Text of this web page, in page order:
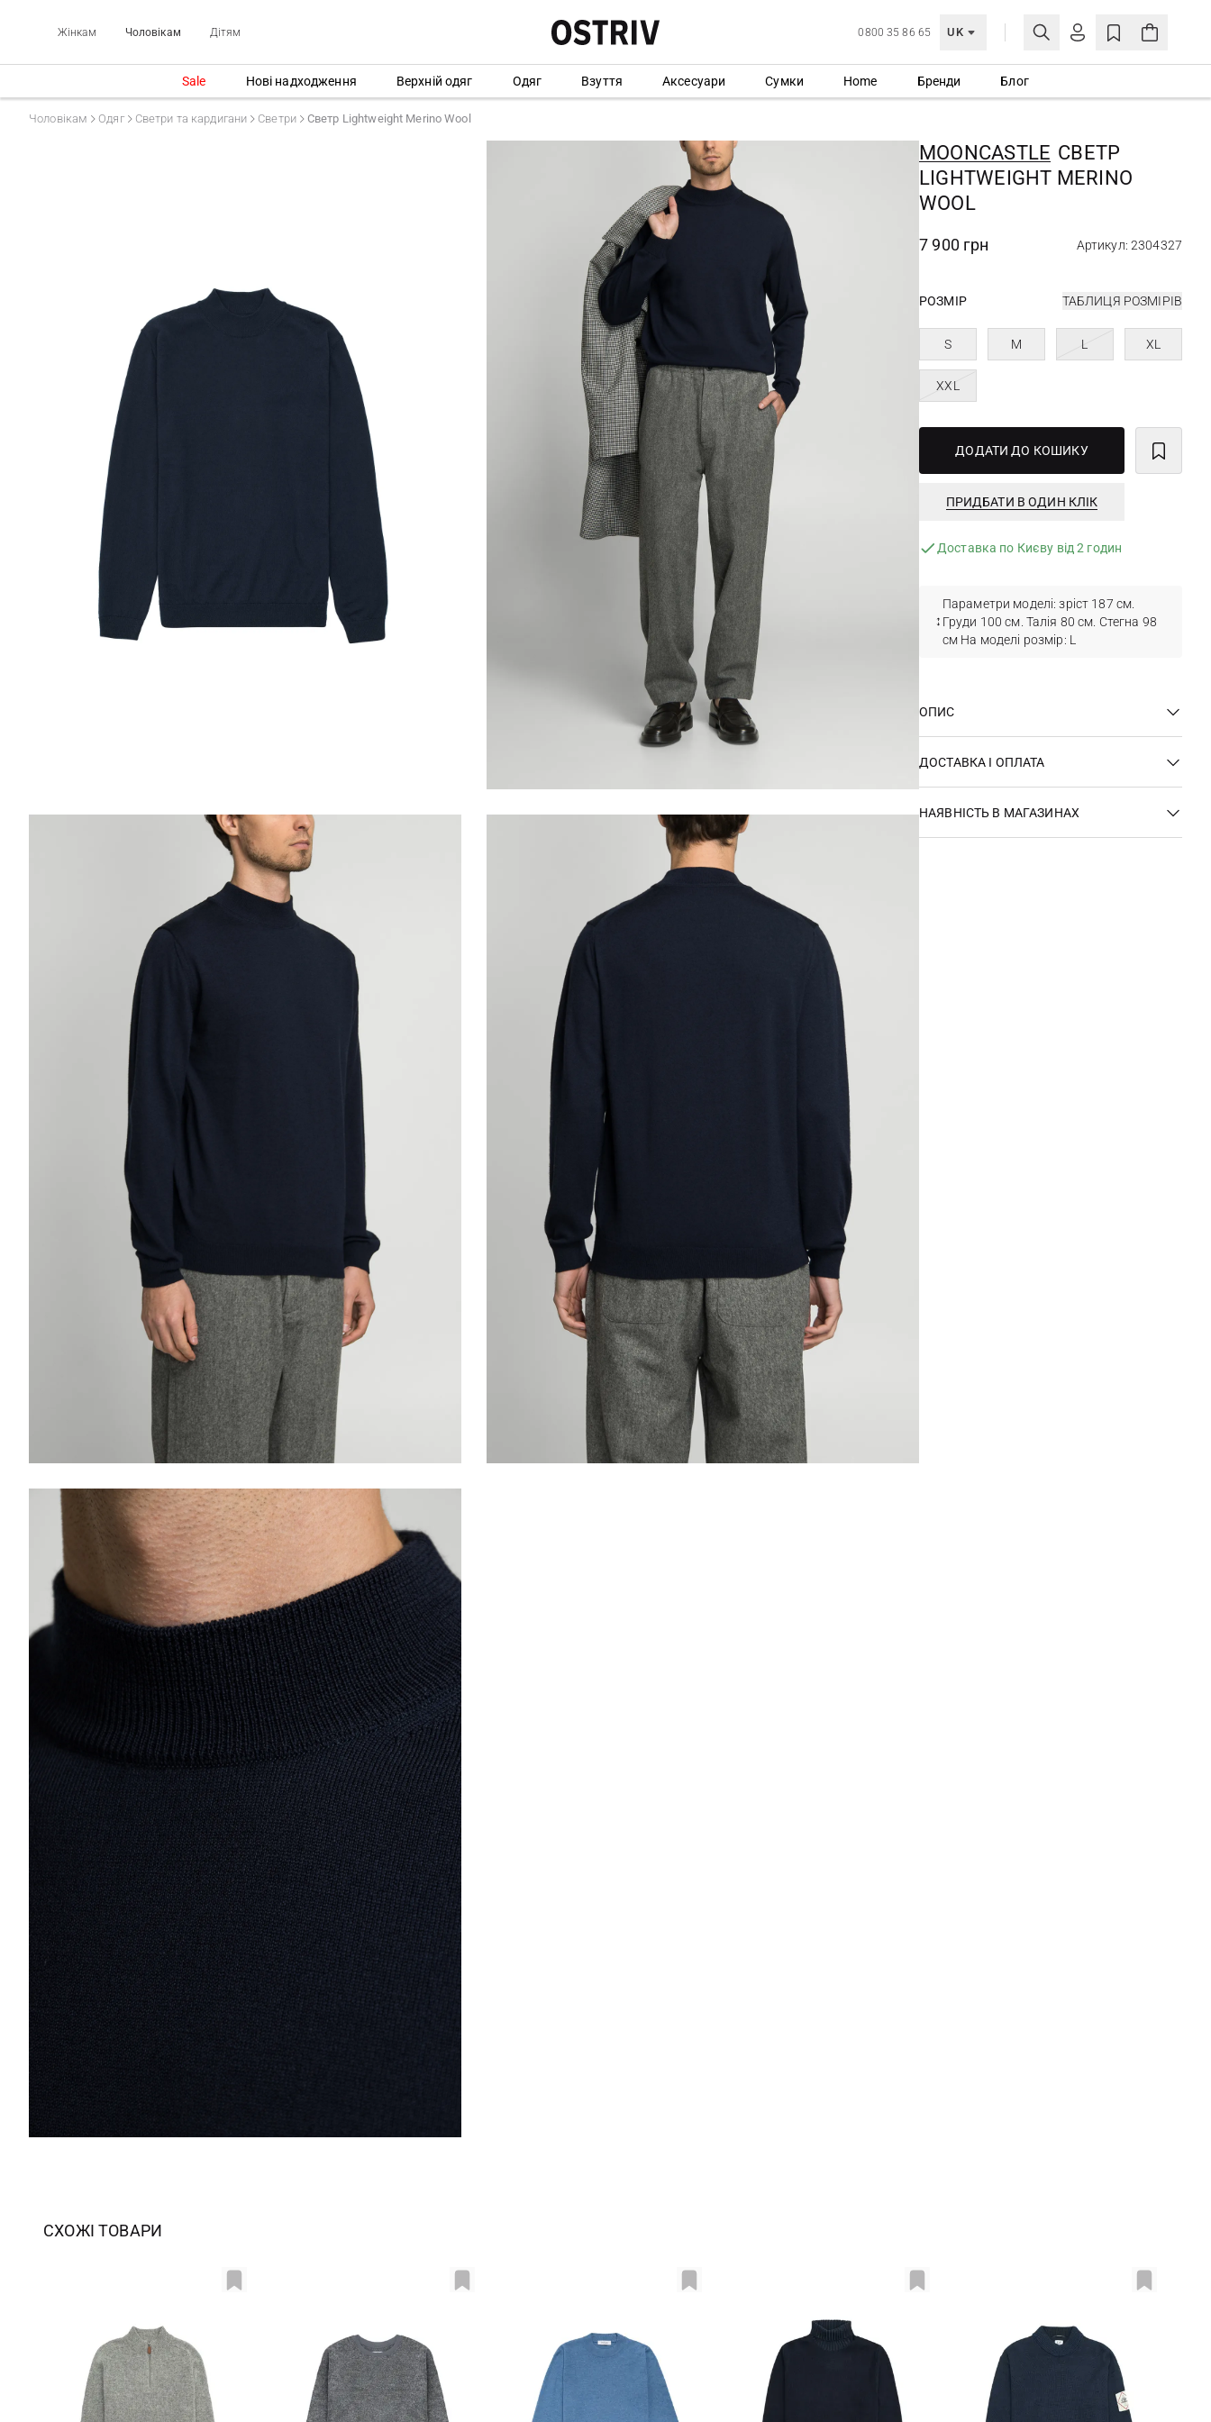
Жінкам Чоловікам Дітям 0800 35 86 65 UK
МОЯ ОБЛІКІВКА
Ще не зареєстровані?
СТВОРИТИ ОБЛІКІВКУ
Sale Нові надходження Верхній одяг Одяг Взуття Аксесуари Сумки Home Бренди Блог
Чоловікам Одяг Светри та кардигани Светри Светр Lightweight Merino Wool
MOONCASTLE СВЕТР
LIGHTWEIGHT MERINO
WOOL
7 900 грн Артикул: 2304327
РОЗМІР ТАБЛИЦЯ РОЗМІРІВ
S M L XL
XXL
ДОДАТИ ДО КОШИКУ
ПРИДБАТИ В ОДИН КЛІК
Доставка по Києву від 2 годин
Параметри моделі: зріст 187 см.
Груди 100 см. Талія 80 см. Стегна 98
см На моделі розмір: L
ОПИС
ДОСТАВКА І ОПЛАТА
НАЯВНІСТЬ В МАГАЗИНАХ
СХОЖІ ТОВАРИ